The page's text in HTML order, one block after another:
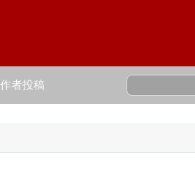
作者投稿